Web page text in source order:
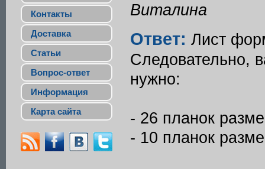
Контакты
Доставка
Статьи
Вопрос-ответ
Информация
Карта сайта
Виталина
Ответ: Лист
Следовательно,
нужно:
- 26 планок
- 10 планок